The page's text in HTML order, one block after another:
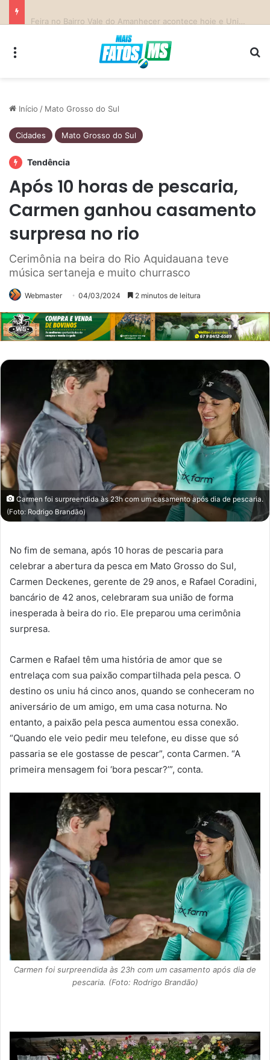
Início / Mato Grosso do Sul
Cidades Mato Grosso do Sul
Tendência
Após 10 horas de pescaria,
Carmen ganhou casamento
surpresa no rio
Cerimônia na beira do Rio Aquidauana teve
música sertaneja e muito churrasco
Webmaster 04/03/2024 2 minutos de leitura
Carmen foi surpreendida às 23h com um casamento após dia de pescaria.
(Foto: Rodrigo Brandão)
No fim de semana, após 10 horas de pescaria para
celebrar a abertura da pesca em Mato Grosso do Sul,
Carmen Deckenes, gerente de 29 anos, e Rafael Coradini,
bancário de 42 anos, celebraram sua união de forma
inesperada à beira do rio. Ele preparou uma cerimônia
surpresa.
Carmen e Rafael têm uma história de amor que se
entrelaça com sua paixão compartilhada pela pesca. O
destino os uniu há cinco anos, quando se conheceram no
aniversário de um amigo, em uma casa noturna. No
entanto, a paixão pela pesca aumentou essa conexão.
“Quando ele veio pedir meu telefone, eu disse que só
passaria se ele gostasse de pescar”, conta Carmen. “A
primeira mensagem foi ‘bora pescar?’”, conta.
Carmen foi surpreendida às 23h com um casamento após dia de
pescaria. (Foto: Rodrigo Brandão)